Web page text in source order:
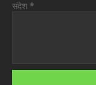
संदेश *